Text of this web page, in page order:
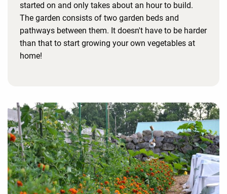
started on and only takes about an hour to build.
The garden consists of two garden beds and
pathways between them. It doesn't have to be harder
than that to start growing your own vegetables at
home!